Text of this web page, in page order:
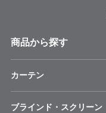
商品から探す
カーテン
ブラインド・スクリーン